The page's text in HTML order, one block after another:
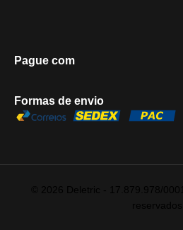
Pague com
Formas de envio